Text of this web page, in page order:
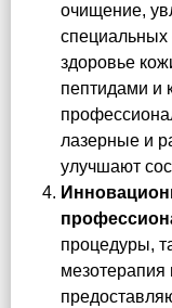
очищение,
специальных
здоровье
пептидами и
лазерные и
улучшают
процедуры,
мезотерапия